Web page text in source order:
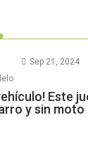
Sep 21, 2024
Este
y sin moto